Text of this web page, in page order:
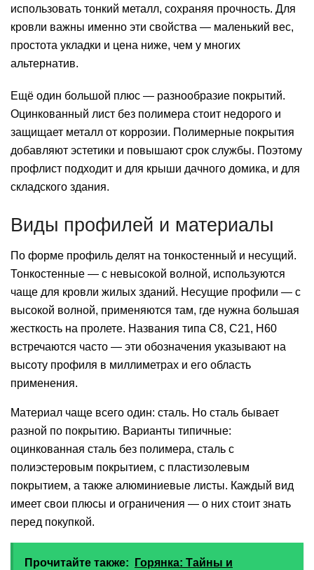
использовать тонкий металл, сохраняя прочность. Для
кровли важны именно эти свойства — маленький вес,
простота укладки и цена ниже, чем у многих
альтернатив.
Ещё один большой плюс — разнообразие покрытий.
Оцинкованный лист без полимера стоит недорого и
защищает металл от коррозии. Полимерные покрытия
добавляют эстетики и повышают срок службы. Поэтому
профлист подходит и для крыши дачного домика, и для
складского здания.
Виды профилей и материалы
По форме профиль делят на тонкостенный и несущий.
Тонкостенные — с невысокой волной, используются
чаще для кровли жилых зданий. Несущие профили — с
высокой волной, применяются там, где нужна большая
жесткость на пролете. Названия типа С8, С21, Н60
встречаются часто — эти обозначения указывают на
высоту профиля в миллиметрах и его область
применения.
Материал чаще всего один: сталь. Но сталь бывает
разной по покрытию. Варианты типичные:
оцинкованная сталь без полимера, сталь с
полиэстеровым покрытием, с пластизолевым
покрытием, а также алюминиевые листы. Каждый вид
имеет свои плюсы и ограничения — о них стоит знать
перед покупкой.
Прочитайте также:
Горянка: Тайны и